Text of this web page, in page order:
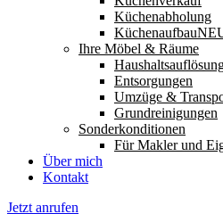
Küchenabholung
Küchenaufbau
Ihre Möbel & Räume
Entsorgungen
Umzüge &
Grundreinigungen
Sonderkonditionen
Für Makler und
Über mich
Kontakt
Jetzt anrufen